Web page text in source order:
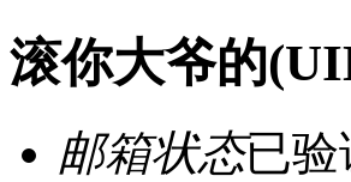
滚你大爷的
邮箱状态已验